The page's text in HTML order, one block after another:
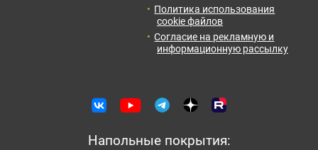
Отправить заявку с расчетом менеджеру для
получения информации и оформления заказа.
Политика использования
cookie файлов
Согласие на рекламную и
информационную рассылку
Напольные покрытия: